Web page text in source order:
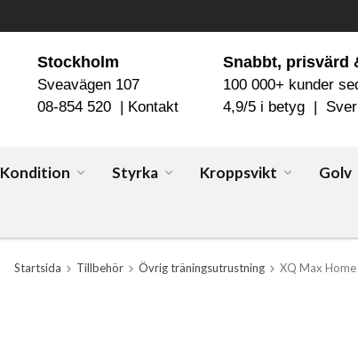
Snabbt, prisvärd
100 000+ kunder
4,9/5 i betyg |
Stockholm
Sveavägen 107
08-854 520 | Kontakt
Kondition Styrka Kroppsvikt Golv
Startsida Tillbehör Övrig träningsutrustning XQ Max